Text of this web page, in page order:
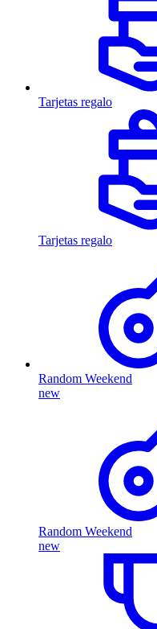
Tarjetas regalo
Tarjetas regalo
Random Weekend
new
Random Weekend
new